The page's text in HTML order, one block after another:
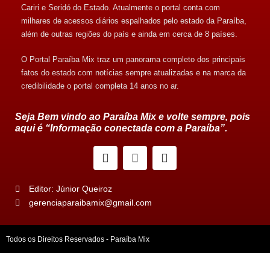
Cariri e Seridó do Estado. Atualmente o portal conta com
milhares de acessos diários espalhados pelo estado da Paraíba,
além de outras regiões do país e ainda em cerca de 8 países.
O Portal Paraíba Mix traz um panorama completo dos principais
fatos do estado com notícias sempre atualizadas e na marca da
credibilidade o portal completa 14 anos no ar.
Seja Bem vindo ao Paraíba Mix e volte sempre, pois
aqui é “Informação conectada com a Paraíba”.
Editor: Júnior Queiroz
gerenciaparaibamix@gmail.com
Todos os Direitos Reservados - Paraíba Mix